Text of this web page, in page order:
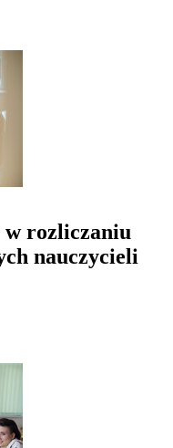
rozliczaniu
nauczycieli